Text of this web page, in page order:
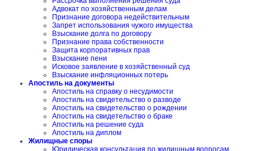
Адвокат по хозяйственным делам
Признание договора недействительным
Запрет использования чужого имущества
Взыскание долга по договору
Признание права собственности
Защита корпоративных прав
Взыскание пени
Исковое заявление в хозяйственный суд
Взыскание инфляционных потерь
Апостиль на документы
Апостиль на справку о несудимости
Апостиль на свидетельство о разводе
Апостиль на свидетельство о рождении
Апостиль на свидетельство о браке
Апостиль на решение суда
Апостиль на диплом
Жилищные споры